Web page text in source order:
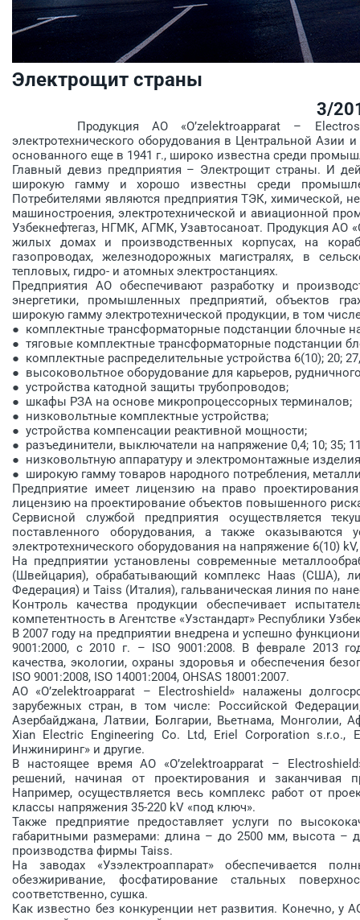
Электрощит страны
3/
Продукция АО «O’zelektro­apparat –
электротехнического оборудования в Центральной Азии
основанного еще в 1941 г., широко известна среди
Главный девиз предприятия – Электрощит страны. И
широкую гамму и хорошо известны среди
Потребителями являются предприятия ТЭК, химической,
машиностроения, электротехнической и авиационной
Узбекнефтегаз, НГМК, АГМК, Узавтосаноат. Продукция АО
жилых домах и производственных корпусах, на
газопроводах, железнодорожных магистралях, в
тепловых, гидро- и атомных электростанциях.
Предприятия АО обеспечивают разработку и
энергетики, промышленных предприятий, объектов
широкую гамму электротехнической продукции, в том
● комплектные трансформаторные подстанции блочные
● тяговые комплектные трансформаторные подстанции
● комплектные распределительные устройства 6(10); 20;
● высоковольтное оборудование для карьеров,
● устройства катодной защиты трубопроводов;
● шкафы РЗА на основе микропроцессорных терминалов;
● низковольтные комплектные устройства;
● устройства компенсации реактивной мощности;
● разъединители, выключатели на напряжение 0,4; 10; 35;
● низковольтную аппаратуру и электромонтажные
● широкую гамму товаров народного потребления,
Предприятие имеет лицензию на право
лицензию на проектирование объектов повышенного
Сервисной службой предприятия осуществляется
поставленного оборудования, а также
электротехнического оборудования на напряжение 6(10) kV,
На предприятии установлены современные
(Швейцария), обрабатывающий комплекс Haas (США),
Федерация) и Taiss (Италия), гальваническая линия по
Контроль качества продукции обеспечивает
компетентность в Агентстве «Узстандарт» Республики
В 2007 году на предприятии внед­рена и успешно
9001:2000, с 2010 г. – ISO 9001:2008. В феврале 2013
качества, экологии, охраны здоровья и обеспечения
ISO 9001:2008, ISO 14001:2004, OHSAS 18001:2007.
АО «O’zelektroapparat – Electro­shield» налажены
зарубежных стран, в том числе: Российской
Азербайджана, Латвии, Болгарии, Вьетнама, Монголии,
Xian Electric Engineering Со. Ltd, Eriel Corporation
Инжиниринг» и другие.
В настоящее время АО «O’z­elektro­apparat –
решений, начиная от проектирования и заканчивая
Например, осуществляется весь комплекс работ от
классы напряжения 35-220 kV «под ключ».
Также предприятие предоставляет услуги по
габаритными размерами: длина – до 2500 мм, высота
производства фирмы Taiss.
На заводах «Узэлектроаппарат» обеспечивается
обезжиривание, фосфатирование стальных
соответственно, сушка.
Как известно без конкуренции нет развития. Конечно, у